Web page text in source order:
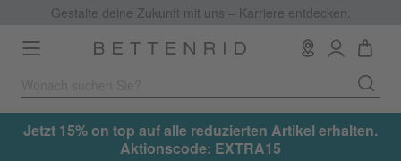
Gestalte deine Zukunft mit uns – Karriere entdecken.
Toggle
navigation
Jetzt 15% on top auf alle reduzierten Artikel erhalten.
Aktionscode: EXTRA15